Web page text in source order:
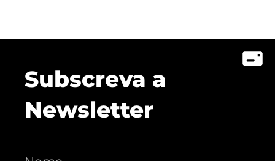
Subscreva a
Newsletter